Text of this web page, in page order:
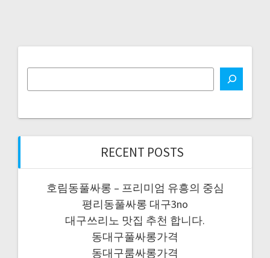
RECENT POSTS
호림동풀싸롱 – 프리미엄 유흥의 중심
평리동풀싸롱 대구3no
대구쓰리노 맛집 추천 합니다.
동대구풀싸롱가격
동대구룸싸롱가격